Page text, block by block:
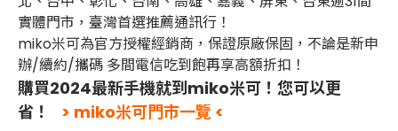
實體門市，臺灣首選推薦通訊行！
miko米可為官方授權經銷商，保證原廠保固，不論是新申
辦/續約/攜碼 多間電信吃到飽再享高額折扣！
購買2024最新手機就到miko米可！您可以更
省！
> miko米可門市一覽 <